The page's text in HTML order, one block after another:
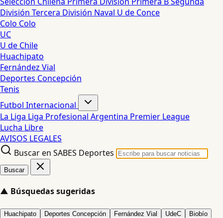
División Tercera División Naval U de Conce
Colo Colo
UC
U de Chile
Huachipato
Fernández Vial
Deportes Concepción
Tenis
Futbol Internacional
La Liga Liga Profesional Argentina Premier League
Lucha Libre
AVISOS LEGALES
Buscar en SABES Deportes
Buscar
▲ Búsquedas sugeridas
Huachipato Deportes Concepción Fernández Vial UdeC Biobío